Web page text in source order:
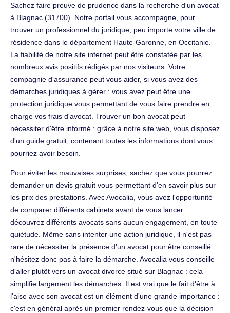
Sachez faire preuve de prudence dans la recherche d'un avocat
à Blagnac (31700). Notre portail vous accompagne, pour
trouver un professionnel du juridique, peu importe votre ville de
résidence dans le département Haute-Garonne, en Occitanie.
La fiabilité de notre site internet peut être constatée par les
nombreux avis positifs rédigés par nos visiteurs. Votre
compagnie d'assurance peut vous aider, si vous avez des
démarches juridiques à gérer : vous avez peut être une
protection juridique vous permettant de vous faire prendre en
charge vos frais d'avocat. Trouver un bon avocat peut
nécessiter d'être informé : grâce à notre site web, vous disposez
d'un guide gratuit, contenant toutes les informations dont vous
pourriez avoir besoin.
Pour éviter les mauvaises surprises, sachez que vous pourrez
demander un devis gratuit vous permettant d'en savoir plus sur
les prix des prestations. Avec Avocalia, vous avez l'opportunité
de comparer différents cabinets avant de vous lancer :
découvrez différents avocats sans aucun engagement, en toute
quiétude. Même sans intenter une action juridique, il n'est pas
rare de nécessiter la présence d'un avocat pour être conseillé :
n'hésitez donc pas à faire la démarche. Avocalia vous conseille
d'aller plutôt vers un avocat divorce situé sur Blagnac : cela
simplifie largement les démarches. Il est vrai que le fait d'être à
l'aise avec son avocat est un élément d'une grande importance :
c'est en général après un premier rendez-vous que la décision